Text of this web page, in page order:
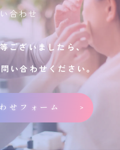
合わせ
ございましたら、
い合わせください。
せフォーム